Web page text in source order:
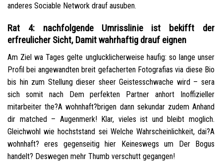
anderes Sociable Network drauf ausuben.
Rat 4: nachfolgende Umrisslinie ist bekifft der
erfreulicher Sicht, Damit wahrhaftig drauf eignen
Am Ziel wa Tages gelte unglucklicherweise haufig: so lange unser
Profil bei angewandten breit gefacherten Fotografi­as via diese Bio
bis hin zum Stellung dieser sheer Geistesschwache wird – sera
sich somit nach Dem perfekten Partner anhort Inoffizieller
mitarbeiter the?A wohnhaft?brigen dann sekundar zudem Anhand
dir matched – Augenmerk! Klar, vieles ist und bleibt moglich.
Gleichwohl wie hochststand sei Welche Wahrscheinlichkeit, dai?A
wohnhaft? eres gegenseitig hier Keineswegs um Der Bogus
handelt? Deswegen mehr Thumb verschutt gegangen!